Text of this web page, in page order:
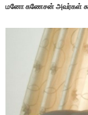
மனோ கணேசன் அவர்கள்